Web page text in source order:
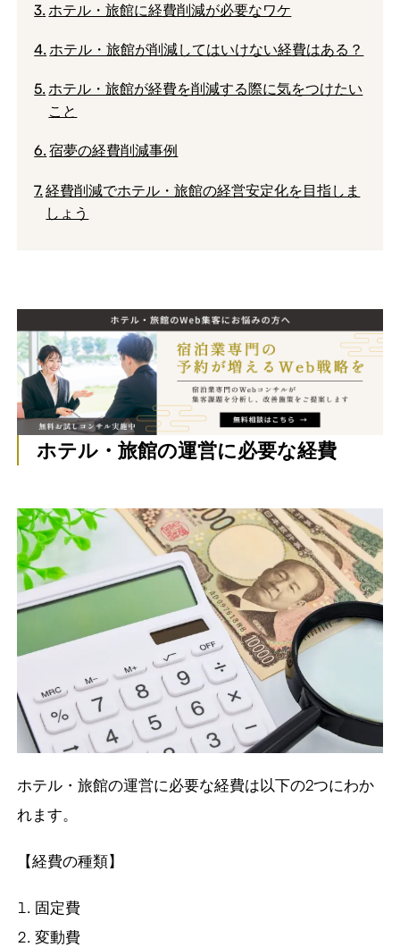
ホテル・旅館に経費削減が必要なワケ
ホテル・旅館が削減してはいけない経費はある？
ホテル・旅館が経費を削減する際に気をつけたい
こと
宿夢の経費削減事例
経費削減でホテル・旅館の経営安定化を目指しま
しょう
ホテル・旅館の運営に必要な経費
ホテル・旅館の運営に必要な経費は以下の2つにわか
れます。
【経費の種類】
固定費
変動費